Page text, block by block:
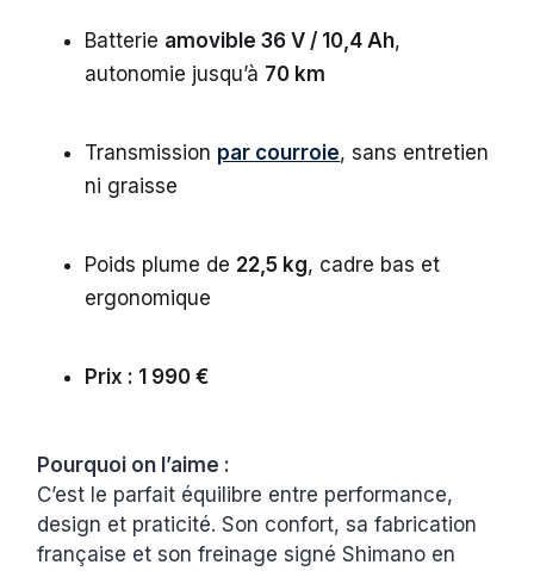
Batterie amovible 36 V / 10,4 Ah,
autonomie jusqu’à 70 km
Transmission par courroie, sans entretien
ni graisse
Poids plume de 22,5 kg, cadre bas et
ergonomique
Prix : 1 990 €
Pourquoi on l’aime :
C’est le parfait équilibre entre performance,
design et praticité. Son confort, sa fabrication
française et son freinage signé Shimano en